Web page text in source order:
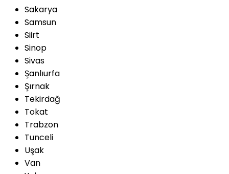
Sakarya
Samsun
Siirt
Sinop
Sivas
Şanlıurfa
Şırnak
Tekirdağ
Tokat
Trabzon
Tunceli
Uşak
Van